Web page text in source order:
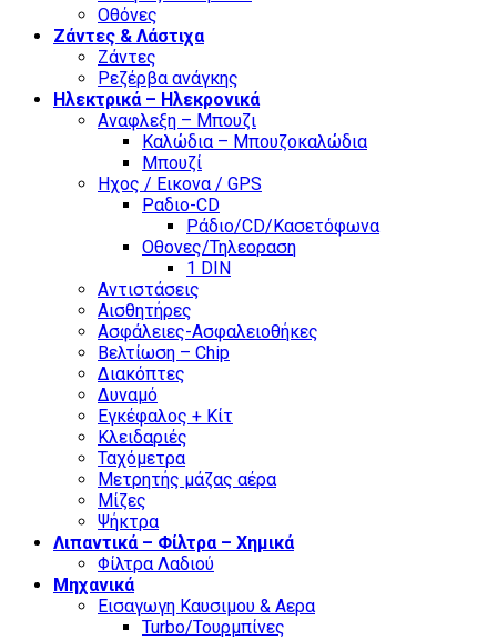
Οθόνες
Ζάντες & Λάστιχα
Ζάντες
Ρεζέρβα ανάγκης
Ηλεκτρικά – Ηλεκρονικά
Αναφλεξη – Μπουζι
Καλώδια – Μπουζοκαλώδια
Μπουζί
Ηχος / Εικονα / GPS
Ραδιο-CD
Ράδιο/CD/Κασετόφωνα
Οθονες/Τηλεοραση
1 DIN
Αντιστάσεις
Αισθητήρες
Ασφάλειες-Ασφαλειοθήκες
Βελτίωση – Chip
Διακόπτες
Δυναμό
Εγκέφαλος + Κίτ
Κλειδαριές
Ταχόμετρα
Μετρητής μάζας αέρα
Μίζες
Ψήκτρα
Λιπαντικά – Φίλτρα – Χημικά
Φίλτρα Λαδιού
Μηχανικά
Εισαγωγη Καυσιμου & Αερα
Turbo/Τουρμπίνες